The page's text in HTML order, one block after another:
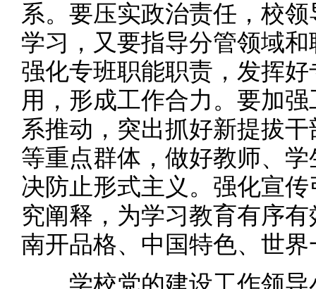
系。要压实政治责任，校
学习，又要指导分管领域
强化专班职能职责，发挥
用，形成工作合力。要加
系推动，突出抓好新提拔
等重点群体，做好教师、
决防止形式主义。强化宣
究阐释，为学习教育有序
南开品格、中国特色、世
学校党的建设工作领导